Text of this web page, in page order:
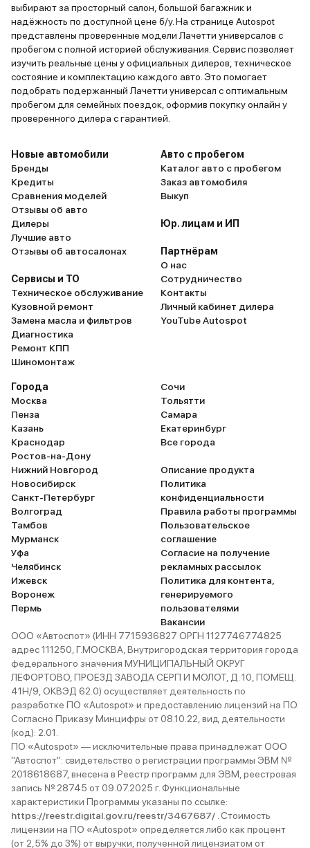
выбирают за просторный салон, большой багажник и
надёжность по доступной цене б/у. На странице Autospot
представлены проверенные модели Лачетти универсалов с
пробегом с полной историей обслуживания. Сервис позволяет
изучить реальные цены у официальных дилеров, техническое
состояние и комплектацию каждого авто. Это помогает
подобрать подержанный Лачетти универсал с оптимальным
пробегом для семейных поездок, оформив покупку онлайн у
проверенного дилера с гарантией.
Новые автомобили
Бренды
Кредиты
Сравнения моделей
Отзывы об авто
Дилеры
Лучшие авто
Отзывы об автосалонах
Сервисы и ТО
Техническое обслуживание
Кузовной ремонт
Замена масла и фильтров
Диагностика
Ремонт КПП
Шиномонтаж
Авто с пробегом
Каталог авто с пробегом
Заказ автомобиля
Выкуп
Юр. лицам и ИП
Партнёрам
О нас
Сотрудничество
Контакты
Личный кабинет дилера
YouTube Autospot
Города
Москва
Пенза
Казань
Краснодар
Ростов-на-Дону
Нижний Новгород
Новосибирск
Санкт-Петербург
Волгоград
Тамбов
Мурманск
Уфа
Челябинск
Ижевск
Воронеж
Пермь
Сочи
Тольятти
Самара
Екатеринбург
Все города
Описание продукта
Политика
конфиденциальности
Правила работы программы
Пользовательское
соглашение
Согласие на получение
рекламных рассылок
Политика для контента,
генерируемого
пользователями
Вакансии
ООО «Автоспот» (ИНН 7715936827 ОРГН 1127746774825
адрес 111250, Г.МОСКВА, Внутригородская территория города
федерального значения МУНИЦИПАЛЬНЫЙ ОКРУГ
ЛЕФОРТОВО, ПРОЕЗД ЗАВОДА СЕРП И МОЛОТ, Д. 10, ПОМЕЩ.
41Н/9, ОКВЭД 62.0) осуществляет деятельность по
разработке ПО «Autospot» и предоставлению лицензий на ПО.
Согласно Приказу Минцифры от 08.10.22, вид деятельности
(код): 2.01.
ПО «Autospot» — исключительные права принадлежат ООО
"Автоспот": свидетельство о регистрации программы ЭВМ №
2018618687, внесена в Реестр программ для ЭВМ, реестровая
запись № 28745 от 09.07.2025 г. Функциональные
характеристики Программы указаны по ссылке:
https://reestr.digital.gov.ru/reestr/3467687/ . Стоимость
лицензии на ПО «Autospot» определяется либо как процент
(от 2,5% до 3%) от выручки, полученной лицензиатом от